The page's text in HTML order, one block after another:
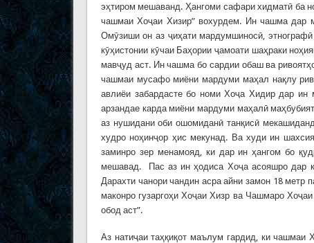
эҳтиром мешаванд. Ҳангоми сафари хидматӣ ба
чашмаи Хоҷаи Хизир” вохурдем. Ин чашма дар
Омӯзиши он аз ҷиҳати мардумшиносӣ,
кӯҳистонии кӯчаи Баҳории ҷамоати шаҳраки
мавҷуд аст. Ин чашма бо сардии обаш ва
чашмаи мусафо миёни мардуми маҳал нақлу
авлиёи забардасте бо номи Хоҷа Хидир дар
арзандае карда миёни мардуми маҳалӣ
аз нушидани оби ошомиданӣ танқисӣ
худро ноҳинҷор ҳис мекунад. Ва худи ин
заминро зер менамояд, ки дар ин ҳангом бо
мешавад. Пас аз ин ҳодиса Хоҷа асояшро дар
Дарахти чанори чандин асра айни замон 18
маконро гузаргоҳи Хоҷаи Хизр ва Чашмаро
обод аст”.
Аз натиҷаи таҳқиқот маълум гардид, ки